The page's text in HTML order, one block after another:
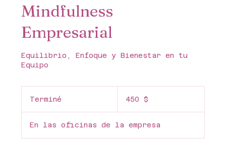
Mindfulness
Empresarial
Equilibrio, Enfoque y Bienestar en tu
Equipo
Terminé
m
i
450 $
En las oficinas de la empresa